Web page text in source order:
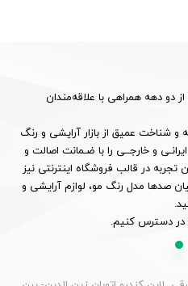
دو دهه همراهی با علاقه‌مندان
گالری با تکیه بر تجربه ۲۰ ساله و شناخت عمیق از بازار آرایشی و رنگ
و خارجــی را با ضـمانت اصالت و
تجربه در قالب فروشگاه اینترنتی نیز
صدها مدل رنگ مو، لوازم آرایشی و
و در دسترس کنیم.